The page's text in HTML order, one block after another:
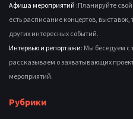
Афиша мероприятий :Планируйте
есть расписание концертов,
других интересных событий.
Интервью и репортажи: Мы беседуем с
рассказываем о захватывающих
мероприятий.
Рубрики